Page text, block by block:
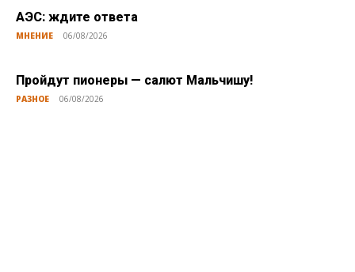
АЭС: ждите ответа
МНЕНИЕ 06/08/2026
Пройдут пионеры — салют Мальчишу!
РАЗНОЕ 06/08/2026